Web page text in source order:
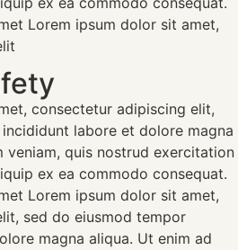
Lorem ipsum dolor sit amet,
consectetur adipiscing elit,
labore et dolore magna
veniam, quis nostrud exercitation
ex ea commodo consequat.
Lorem ipsum dolor sit amet,
sed do eiusmod tempor
magna aliqua. Ut enim ad